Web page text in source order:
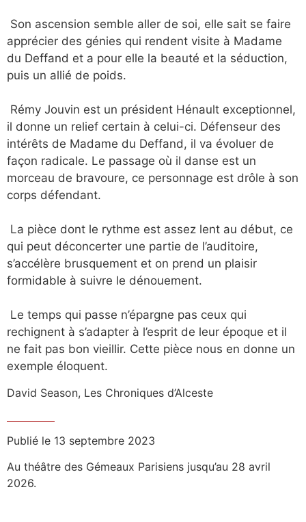
Son ascension semble aller de soi, elle sait se faire
apprécier des génies qui rendent visite à Madame
du Deffand et a pour elle la beauté et la séduction,
puis un allié de poids.
Rémy Jouvin est un président Hénault exceptionnel,
il donne un relief certain à celui-ci. Défenseur des
intérêts de Madame du Deffand, il va évoluer de
façon radicale. Le passage où il danse est un
morceau de bravoure, ce personnage est drôle à son
corps défendant.
La pièce dont le rythme est assez lent au début, ce
qui peut déconcerter une partie de l’auditoire,
s’accélère brusquement et on prend un plaisir
formidable à suivre le dénouement.
Le temps qui passe n’épargne pas ceux qui
rechignent à s’adapter à l’esprit de leur époque et il
ne fait pas bon vieillir. Cette pièce nous en donne un
exemple éloquent.
David Season, Les Chroniques d’Alceste
Publié le 13 septembre 2023
Au théâtre des Gémeaux Parisiens jusqu’au 28 avril
2026.